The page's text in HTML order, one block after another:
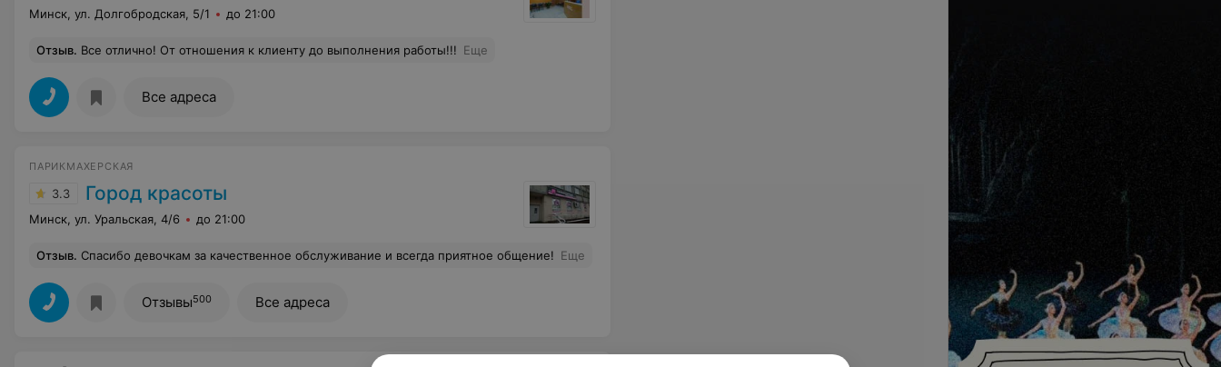
Минск, ул. Долгобродская, 5/1 до 21:00
Отзыв. Все отлично! От отношения к клиенту до выполнения работы!!! Еще
Все адреса
ПАРИКМАХЕРСКАЯ
3.3 Город красоты
Минск, ул. Уральская, 4/6 до 21:00
Отзыв. Спасибо девочкам за качественное обслуживание и всегда приятное общение! Еще
Отзывы500 Все адреса